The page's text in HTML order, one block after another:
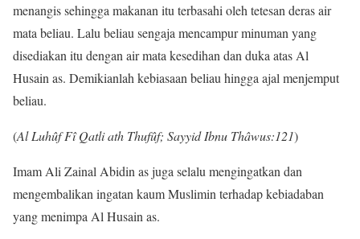
menangis sehingga makanan itu terbasahi oleh tetesan deras air
mata beliau. Lalu beliau sengaja mencampur minuman yang
disediakan itu dengan air mata kesedihan dan duka atas Al
Husain as. Demikianlah kebiasaan beliau hingga ajal menjemput
beliau.
(Al Luhûf Fî Qatli ath Thufûf; Sayyid Ibnu Thâwus:121)
Imam Ali Zainal Abidin as juga selalu mengingatkan dan
mengembalikan ingatan kaum Muslimin terhadap kebiadaban
yang menimpa Al Husain as.